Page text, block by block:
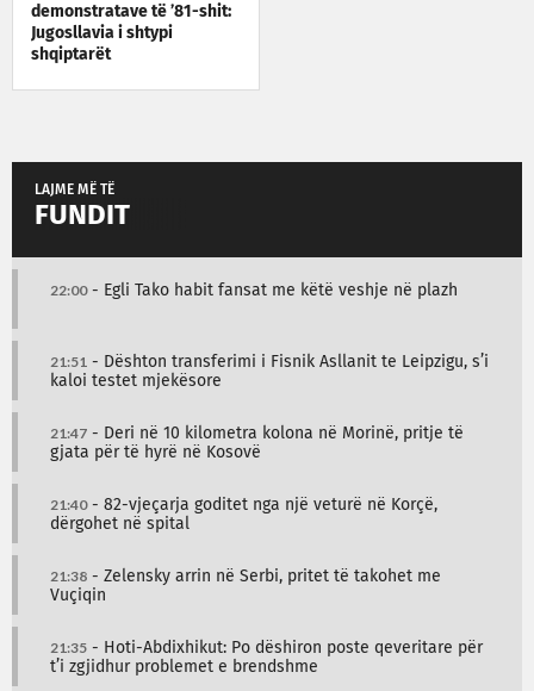
demonstratave të ’81-shit:
Jugosllavia i shtypi
shqiptarët
LAJME MË TË
FUNDIT
22:00- Egli Tako habit fansat me këtë veshje në plazh
21:51 - Dështon transferimi i Fisnik Asllanit te Leipzigu, s’i
kaloi testet mjekësore
21:47 - Deri në 10 kilometra kolona në Morinë, pritje të
gjata për të hyrë në Kosovë
21:40- 82-vjeçarja goditet nga një veturë në Korçë,
dërgohet në spital
21:38 - Zelensky arrin në Serbi, pritet të takohet me
Vuçiqin
21:35 - Hoti-Abdixhikut: Po dëshiron poste qeveritare për
t’i zgjidhur problemet e brendshme